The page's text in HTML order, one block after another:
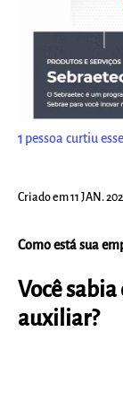
1 pessoa curtiu
Criado em 11 JAN.
Como está sua
Você sabia
auxiliar?